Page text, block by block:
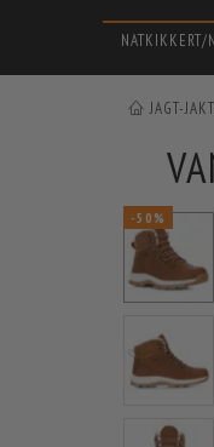
JAGT-
-50%